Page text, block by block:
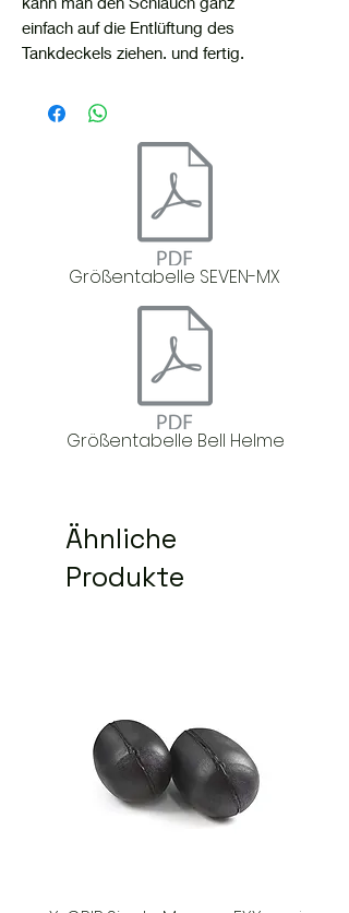
einfach auf die Entlüftung des
Tankdeckels ziehen. und fertig.
Größentabelle SEVEN-MX
Größentabelle Bell Helme
Ähnliche
Produkte